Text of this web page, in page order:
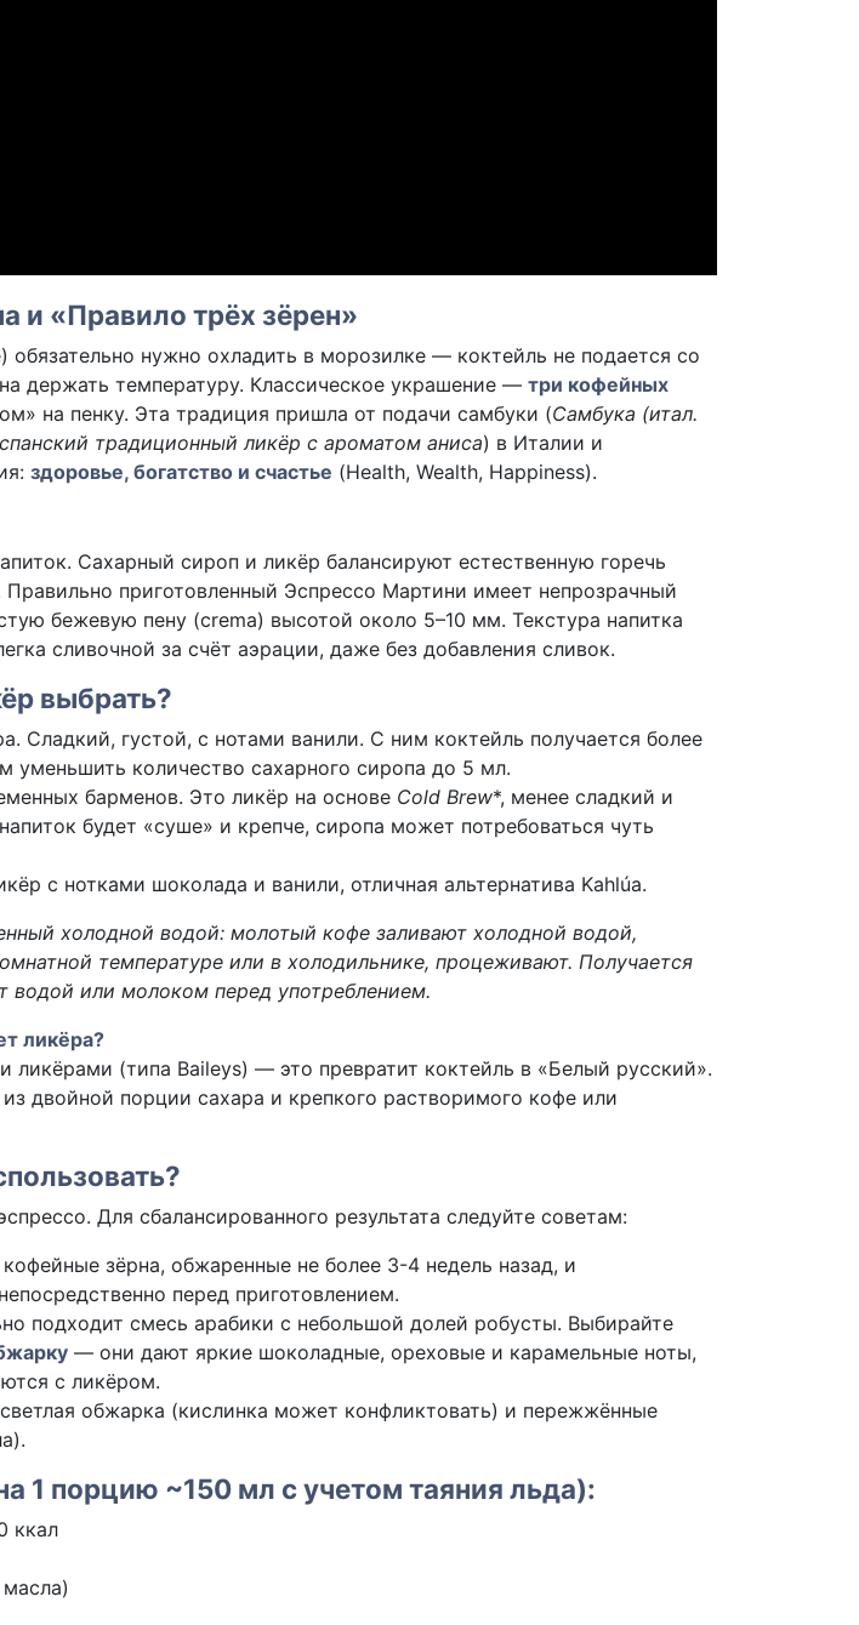
и «Правило трёх зёрен»
обязательно нужно охладить в морозилке — коктейль не подается со
держать температуру. Классическое украшение — три кофейных
на пенку. Эта традиция пришла от подачи самбуки (Самбука (итал.
традиционный ликёр с ароматом аниса) в Италии и
здоровье, богатство и счастье (Health, Wealth, Happiness).
Сахарный сироп и ликёр балансируют естественную горечь
Правильно приготовленный Эспрессо Мартини имеет непрозрачный
бежевую пену (crema) высотой около 5–10 мм. Текстура напитка
сливочной за счёт аэрации, даже без добавления сливок.
выбрать?
Сладкий, густой, с нотами ванили. С ним коктейль получается более
уменьшить количество сахарного сиропа до 5 мл.
барменов. Это ликёр на основе Cold Brew*, менее сладкий и
будет «суше» и крепче, сиропа может потребоваться чуть
с нотками шоколада и ванили, отличная альтернатива Kahlúa.
холодной водой: молотый кофе заливают холодной водой,
температуре или в холодильнике, процеживают. Получается
водой или молоком перед употреблением.
ликёра?
ликёрами (типа Baileys) — это превратит коктейль в «Белый русский».
двойной порции сахара и крепкого растворимого кофе или
Для сбалансированного результата следуйте советам:
кофейные зёрна, обжаренные не более 3-4 недель назад, и
перед приготовлением.
подходит смесь арабики с небольшой долей робусты. Выбирайте
— они дают яркие шоколадные, ореховые и карамельные ноты,
с ликёром.
обжарка (кислинка может конфликтовать) и пережжённые
1 порцию ~150 мл с учетом таяния льда):
ккал